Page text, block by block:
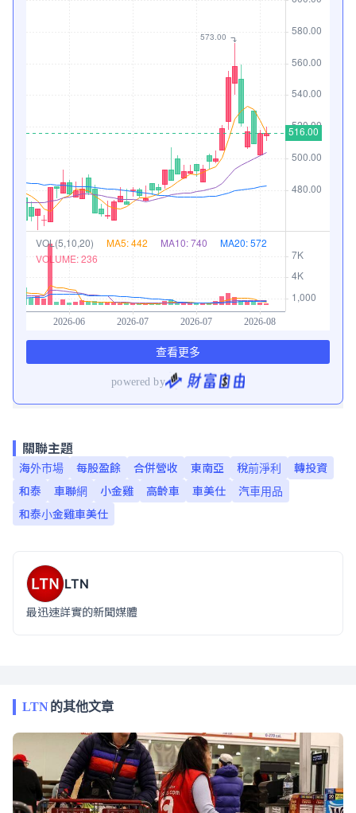
關聯主題
海外市場 每股盈餘 合併營收 東南亞 稅前淨利
轉投資
和泰
車聯網 小金雞 高齡車 車美仕
汽車用品
和泰小金雞車美仕
LTN
最迅速詳實的新聞媒體
LTN的其他文章